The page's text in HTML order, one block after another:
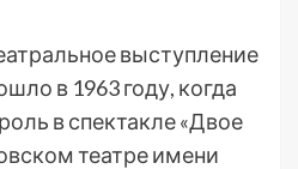
выступление
в 1963 году, когда
в спектакле «Двое
театре имени